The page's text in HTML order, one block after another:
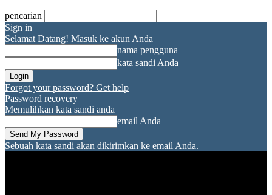
pencarian
Sign in
Selamat Datang! Masuk ke akun Anda
nama pengguna
kata sandi Anda
Forgot your password? Get help
Password recovery
Memulihkan kata sandi anda
email Anda
Sebuah kata sandi akan dikirimkan ke email Anda.